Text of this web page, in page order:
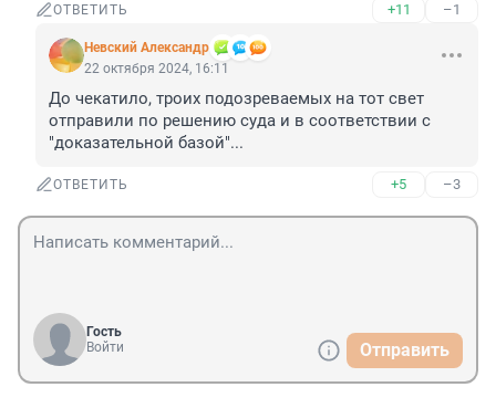
ОТВЕТИТЬ +11 –1
Невский Александр
22 октября 2024, 16:11
До чекатило, троих подозреваемых на тот свет
отправили по решению суда и в соответствии с
"доказательной базой"...
ОТВЕТИТЬ +5 –3
Гость
Войти
Отправить